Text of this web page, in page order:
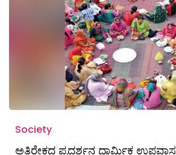
Society
ಅತಿರೇಕದ ಪ್ರದರ್ಶನ ಧಾರ್ಮಿಕ ಉಪವಾಸ